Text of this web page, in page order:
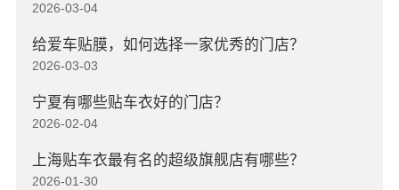
2026-03-04
给爱车贴膜，如何选择一家优秀的门店？
2026-03-03
宁夏有哪些贴车衣好的门店？
2026-02-04
上海贴车衣最有名的超级旗舰店有哪些？
2026-01-30